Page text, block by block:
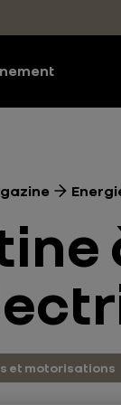
et motorisations